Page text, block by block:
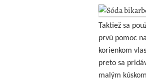
Taktiež sa
prvú pomoc
korienkom
preto sa
malým